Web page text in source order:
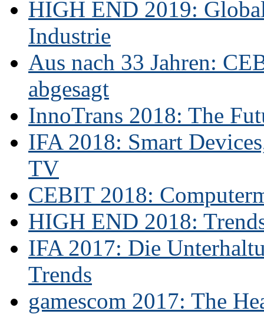
HIGH END 2019:
Industrie
Aus nach 33 Jahren:
abgesagt
InnoTrans 2018: The
IFA 2018: Smart
TV
CEBIT 2018:
HIGH END 2018:
IFA 2017: Die
Trends
gamescom 2017: The